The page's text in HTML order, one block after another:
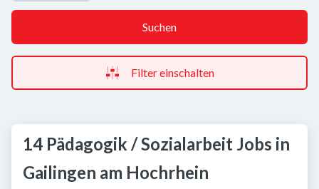
Suchen
Filter einschalten
14 Pädagogik / Sozialarbeit Jobs in
Gailingen am Hochrhein